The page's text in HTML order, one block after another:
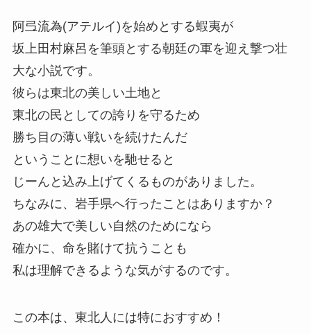
阿弖流為(アテルイ)を始めとする蝦夷が
坂上田村麻呂を筆頭とする朝廷の軍を迎え撃つ壮
大な小説です。
彼らは東北の美しい土地と
東北の民としての誇りを守るため
勝ち目の薄い戦いを続けたんだ
ということに想いを馳せると
じーんと込み上げてくるものがありました。
ちなみに、岩手県へ行ったことはありますか？
あの雄大で美しい自然のためになら
確かに、命を賭けて抗うことも
私は理解できるような気がするのです。
この本は、東北人には特におすすめ！